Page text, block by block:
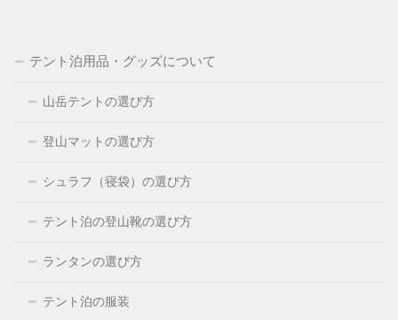
テント泊用品・グッズについて
山岳テントの選び方
登山マットの選び方
シュラフ（寝袋）の選び方
テント泊の登山靴の選び方
ランタンの選び方
テント泊の服装